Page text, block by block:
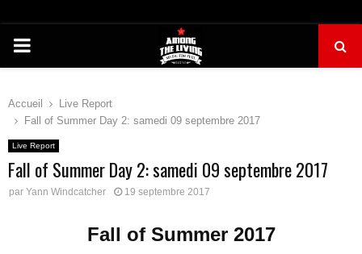
PRIMARY
Accueil
Live Report
Fall of Summer Day 2: samedi 09 septembre 2017
Live Report
Fall of Summer Day 2: samedi 09 septembre 2017
par Yann Windcatcher 19 septembre 2017
Fall of Summer 2017